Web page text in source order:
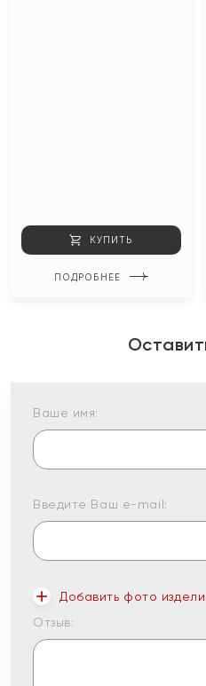
КУПИТЬ
ПОДРОБНЕЕ
Ваше имя:
Введите Ваш e-mail:
Добавить фото
Отзыв: